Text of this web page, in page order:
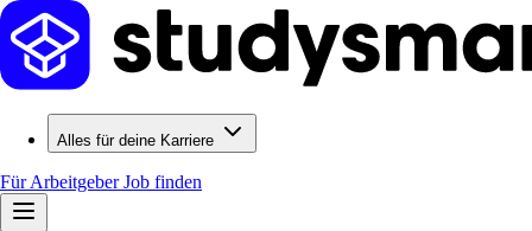
Alles für deine Karriere
Für ArbeitgeberJob finden